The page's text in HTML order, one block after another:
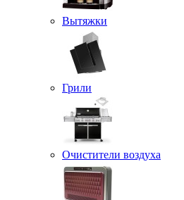
Вытяжки
Грили
Очистители воздуха